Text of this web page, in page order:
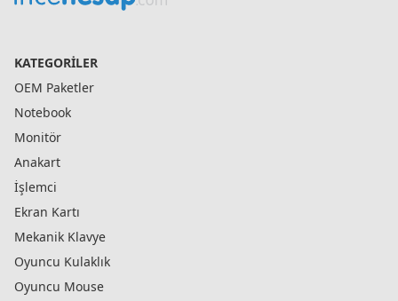
KATEGORILER
OEM Paketler
Notebook
Monitör
Anakart
İşlemci
Ekran Kartı
Mekanik Klavye
Oyuncu Kulaklık
Oyuncu Mouse